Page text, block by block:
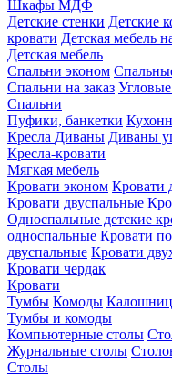
Шкафы МДФ
Детские стенки Детские
кровати Детская мебель
Детская мебель
Спальни эконом
Спальни на заказ
Спальни
Пуфики, банкетки
Кресла Диваны Диваны
Кресла-кровати
Мягкая мебель
Кровати эконом Кровати
Кровати двуспальные
Односпальные детские
односпальные Кровати
двуспальные Кровати
Кровати чердак
Кровати
Тумбы Комоды
Тумбы и комоды
Компьютерные столы
Журнальные столы
Столы